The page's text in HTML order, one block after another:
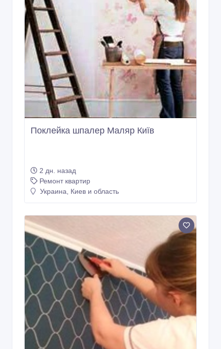
Поклейка шпалер Маляр Київ
2 дн. назад
Ремонт квартир
Украина, Киев и область